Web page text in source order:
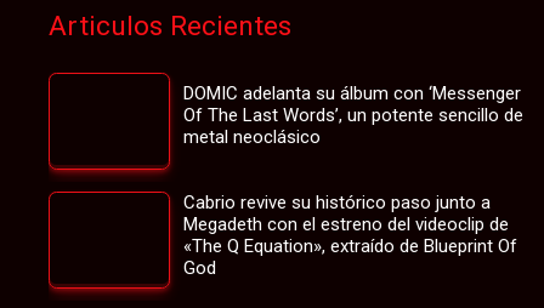
Articulos Recientes
DOMIC adelanta su álbum con ‘Messenger
Of The Last Words’, un potente sencillo de
metal neoclásico
Cabrio revive su histórico paso junto a
Megadeth con el estreno del videoclip de
«The Q Equation», extraído de Blueprint Of
God